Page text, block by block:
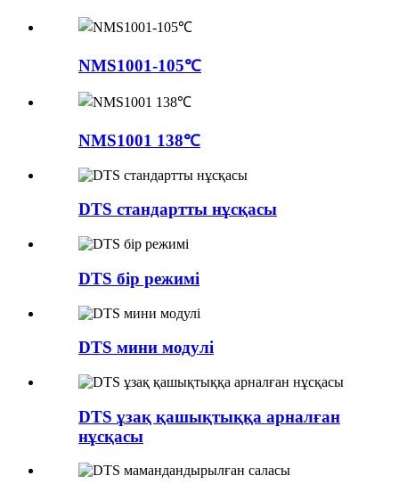
NMS1001-105℃
NMS1001 138℃
DTS стандартты нұсқасы
DTS бір режимі
DTS мини модулі
DTS ұзақ қашықтыққа арналған
нұсқасы